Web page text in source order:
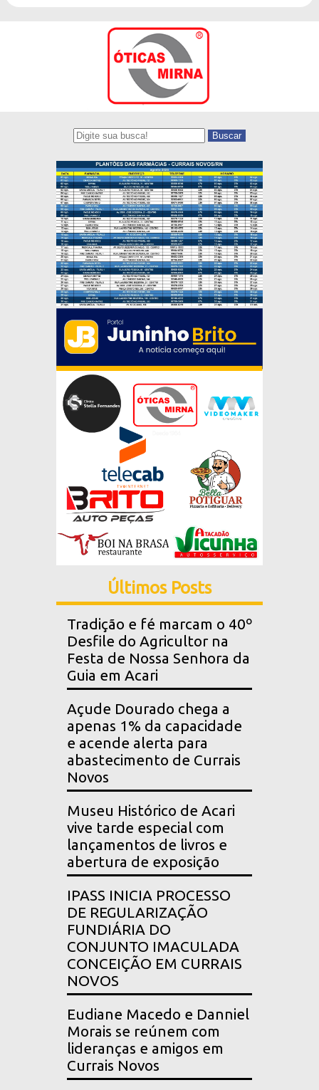
Buscar
Últimos Posts
Tradição e fé marcam o 40º
Desfile do Agricultor na
Festa de Nossa Senhora da
Guia em Acari
Açude Dourado chega a
apenas 1% da capacidade
e acende alerta para
abastecimento de Currais
Novos
Museu Histórico de Acari
vive tarde especial com
lançamentos de livros e
abertura de exposição
IPASS INICIA PROCESSO
DE REGULARIZAÇÃO
FUNDIÁRIA DO
CONJUNTO IMACULADA
CONCEIÇÃO EM CURRAIS
NOVOS
Eudiane Macedo e Danniel
Morais se reúnem com
lideranças e amigos em
Currais Novos